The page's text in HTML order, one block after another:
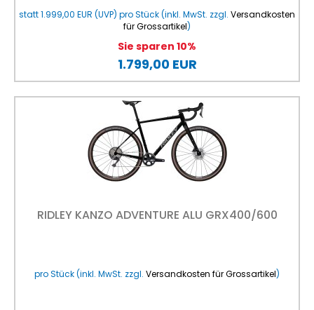
statt1.999,00 EUR (UVP) pro Stück (inkl. MwSt. zzgl. Versandkosten
für Grossartikel)
Sie sparen 10%
1.799,00 EUR
RIDLEY KANZO ADVENTURE ALU GRX400/600
pro Stück (inkl. MwSt. zzgl. Versandkosten für Grossartikel)